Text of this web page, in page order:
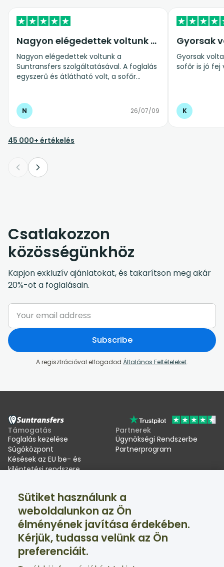
Nagyon elégedettek voltunk a…
Nagyon elégedettek voltunk a
Suntransfers szolgáltatásával. A foglalás
egyszerű és átlátható volt, a sofőr
biztonságos volt, az egész reptéri
transzfer teljesen stresszmentesen
zajlott. Különösen jó érzés volt, hogy
érkezés után nem kellett taxit keresgélni
vagy szervezkedni, minden
gördülékenyen ment. Bátran ajánlom
mindenkinek, aki megbízható és profi
transzferszolgáltatást keres. ⭐⭐⭐⭐⭐
N 26/07/09
Gyorsak
Gyorsak
sofőr is jó fej
K
45 000+ értékelés
Csatlakozzon
közösségünkhöz
Kapjon exkluzív ajánlatokat, és takarítson meg akár
20%-ot a foglalásain.
Subscribe
A regisztrációval elfogadod Általános Feltételeket.
Támogatás
Foglalás kezelése
Súgóközpont
Késések az EU be- és
kiléptetési rendszere
Partnerek
Ügynökségi Rendszerbe
Partnerprogram
Suntransfers
Rólunk
Értékelések
Sítranszferek
Közösségi oldalak
Facebook
Twitter
Támogatás a nap 24 órájában, a hét minden napján
elérhető
Sütiket használunk a
weboldalunkon az Ön
élményének javítása érdekében.
Kérjük, tudassa velünk az Ön
preferenciáit.